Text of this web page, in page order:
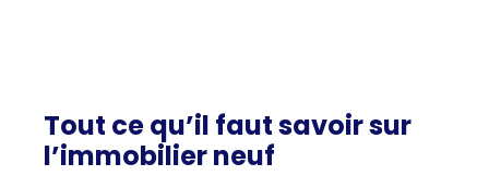
Tout ce qu’il faut savoir sur
l’immobilier neuf